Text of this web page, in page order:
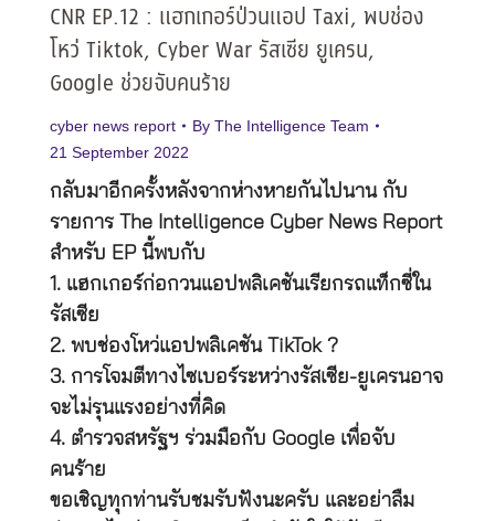
CNR EP.12 : แฮกเกอร์ป่วนแอป Taxi, พบช่อง
โหว่ Tiktok, Cyber War รัสเซีย ยูเครน,
Google ช่วยจับคนร้าย
cyber news report By The Intelligence Team
21 September 2022
กลับมาอีกครั้งหลังจากห่างหายกันไปนาน กับ
รายการ The Intelligence Cyber News Report
สำหรับ EP นี้พบกับ
1. แฮกเกอร์ก่อกวนแอปพลิเคชันเรียกรถแท็กซี่ใน
รัสเซีย
2. พบช่องโหว่แอปพลิเคชัน TikTok ?
3. การโจมตีทางไซเบอร์ระหว่างรัสเซีย-ยูเครนอาจ
จะไม่รุนแรงอย่างที่คิด
4. ตำรวจสหรัฐฯ ร่วมมือกับ Google เพื่อจับ
คนร้าย
ขอเชิญทุกท่านรับชมรับฟังนะครับ และอย่าลืม